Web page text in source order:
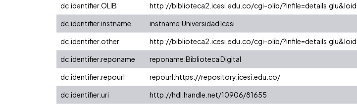
dc.identifier.OLIB
http://biblioteca2.icesi.edu.co/cgi-olib/
dc.identifier.instname
instname:Universidad Icesi
dc.identifier.other
http://biblioteca2.icesi.edu.co/cgi-olib/
dc.identifier.reponame
reponame:Biblioteca Digital
dc.identifier.repourl
repourl:https://repository.icesi.edu.co/
dc.identifier.uri
http://hdl.handle.net/10906/81655